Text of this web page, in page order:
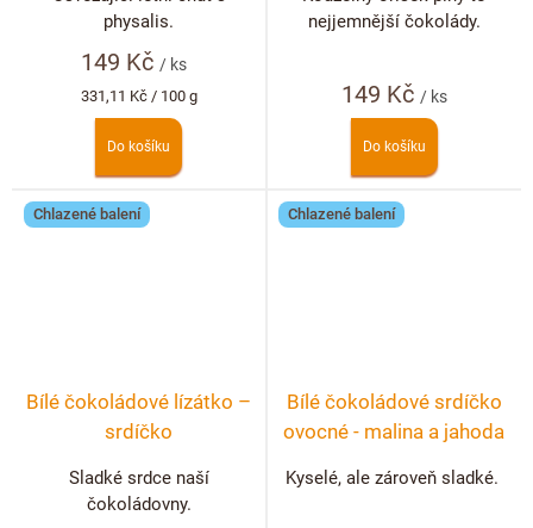
149 Kč / ks
Měrná
cena:
331,11 Kč / 100 g
Do košíku
physalis.
149 Kč / ks
Do košíku
nejjemnější čokolády.
Chlazené balení
Bílé čokoládové lízátko –
srdíčko
Sladké srdce naší
čokoládovny.
Chlazené balení
Bílé čokoládové srdíčko
ovocné - malina a jahoda
Kyselé, ale zároveň sladké.